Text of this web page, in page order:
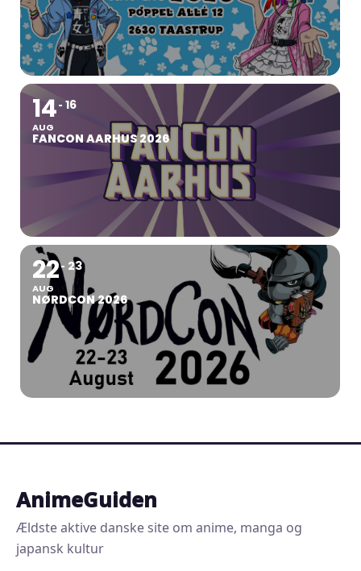
14
AUG
16
FANCON AARHUS 2026
22
AUG
23
NØRDCON 2026
AnimeGuiden
Ældste aktive danske site om anime, manga og
japansk kultur